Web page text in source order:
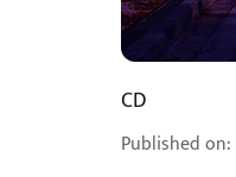
CD
Published on: